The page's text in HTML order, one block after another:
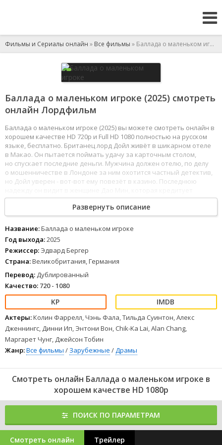
Фильмы и Сериалы онлайн » Все фильмы » Баллада о маленьком игроке
Баллада о маленьком игроке (2025) смотреть
онлайн Лордфильм
Баллада о маленьком игроке (2025) вы можете смотреть онлайн в
хорошем качестве HD 720p и Full HD 1080 полностью на русском
языке, бесплатно. Британец лорд Дойл живёт в шикарном отеле
в Макао. Он пытается поймать удачу за карточным столом,
но спускает последние деньги. Мужчина должен отелю, по делу
о мошенничестве в Лондоне за ним охотится частный детектив,
но Дойл уверен - вот-вот ему повезёт в казино. Последнюю
проигравшихся игроков, но она загадочно исчезает.
Развернуть описание
Название:Баллада о маленьком игроке
Год выхода:2025
Режиссер: Эдвард Бергер
Страна:Великобритания, Германия
Перевод: Дублированный
Качество: 720 - 1080
Актеры:Колин Фаррелл, Чэнь Фала, Тильда Суинтон, Алекс
Дженнингс, Динни Ип, Энтони Вон, Chik-Ka Lai, Alan Chang,
Маргарет Чунг, Джейсон Тобин
Жанр:Все фильмы / Зарубежные /Драмы
Смотреть онлайн Баллада о маленьком игроке в
хорошем качестве HD 1080p
ПОИСК ПО ПАРАМЕТРАМ
Смотреть онлайн Трейлер